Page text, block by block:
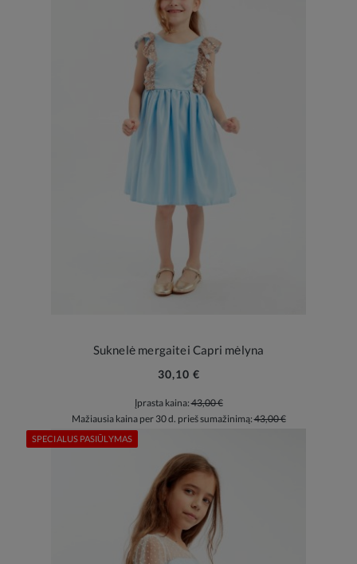
Suknelė mergaitei Capri mėlyna
30,10 €
Įprasta kaina:43,00 €
Mažiausia kaina per 30 d. prieš sumažinimą:43,00 €
SPECIALUS PASIŪLYMAS